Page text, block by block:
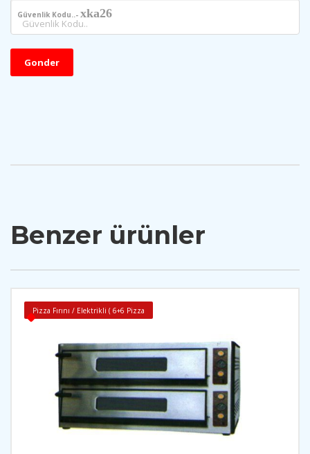
Güvenlik Kodu..- xka26
Gonder
Benzer ürünler
Pizza Fırını / Elektrikli ( 6+6 Pizza